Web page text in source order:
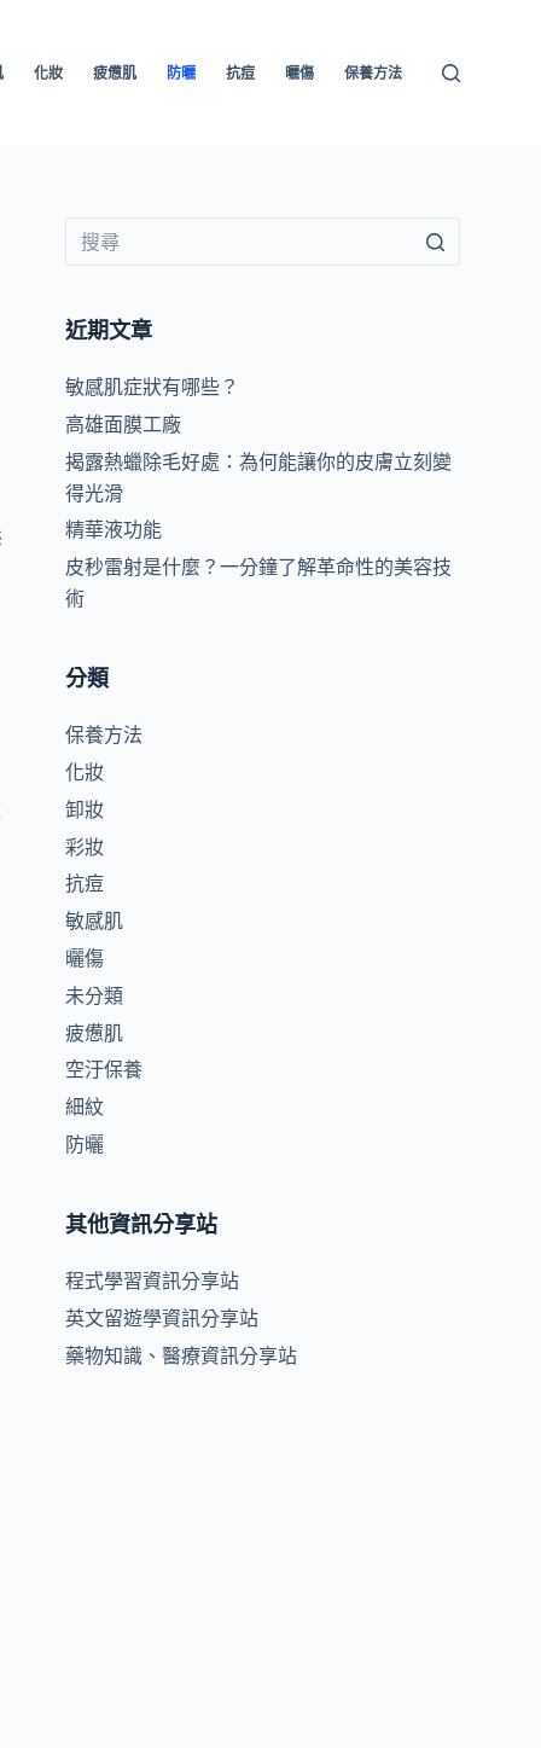
化妝 疲憊肌 防曬 抗痘 曬傷 保養方法
近期文章
敏感肌症狀有哪些？
高雄面膜工廠
揭露熱蠟除毛好處：為何能讓你的皮膚立刻變
得光滑
精華液功能
皮秒雷射是什麼？一分鐘了解革命性的美容技
術
分類
保養方法
化妝
卸妝
彩妝
抗痘
敏感肌
曬傷
未分類
疲憊肌
空汙保養
細紋
防曬
其他資訊分享站
程式學習資訊分享站
英文留遊學資訊分享站
藥物知識、醫療資訊分享站